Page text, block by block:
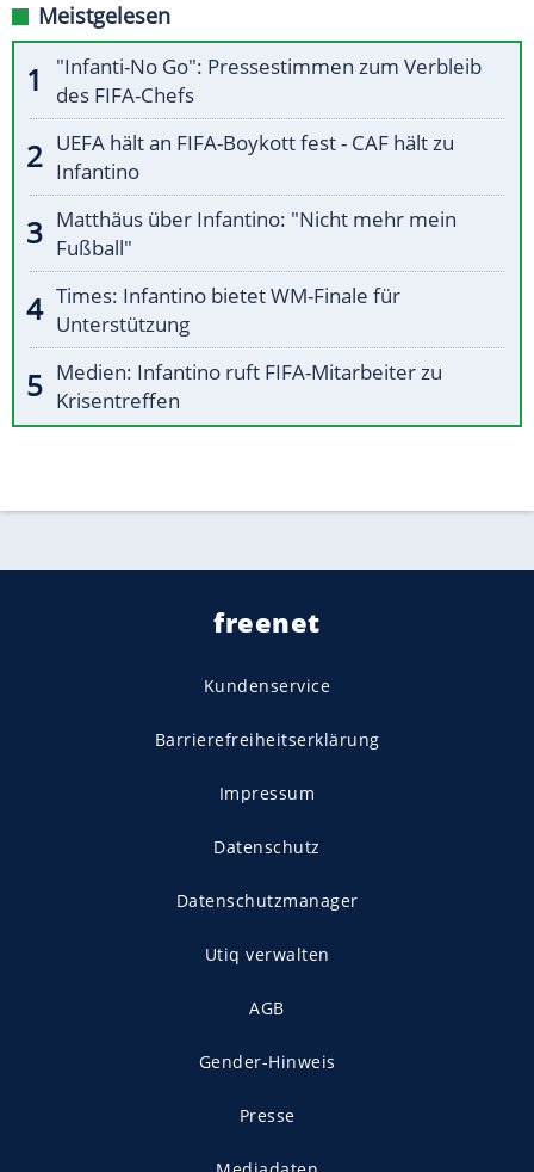
Meistgelesen
"Infanti-No Go": Pressestimmen zum Verbleib
des FIFA-Chefs
UEFA hält an FIFA-Boykott fest - CAF hält zu
Infantino
Matthäus über Infantino: "Nicht mehr mein
Fußball"
Times: Infantino bietet WM-Finale für
Unterstützung
Medien: Infantino ruft FIFA-Mitarbeiter zu
Krisentreffen
freenet
Kundenservice
Barrierefreiheitserklärung
Impressum
Datenschutz
Datenschutzmanager
Utiq verwalten
AGB
Gender-Hinweis
Presse